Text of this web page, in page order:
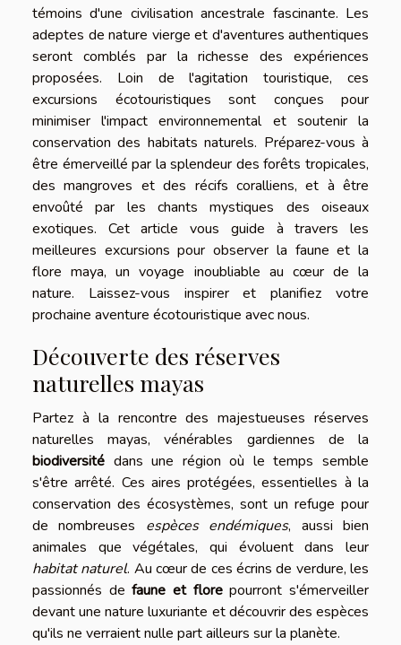
témoins d'une civilisation ancestrale fascinante. Les
adeptes de nature vierge et d'aventures authentiques
seront comblés par la richesse des expériences
proposées. Loin de l'agitation touristique, ces
excursions écotouristiques sont conçues pour
minimiser l'impact environnemental et soutenir la
conservation des habitats naturels. Préparez-vous à
être émerveillé par la splendeur des forêts tropicales,
des mangroves et des récifs coralliens, et à être
envoûté par les chants mystiques des oiseaux
exotiques. Cet article vous guide à travers les
meilleures excursions pour observer la faune et la
flore maya, un voyage inoubliable au cœur de la
nature. Laissez-vous inspirer et planifiez votre
prochaine aventure écotouristique avec nous.
Découverte des réserves
naturelles mayas
Partez à la rencontre des majestueuses réserves
naturelles mayas, vénérables gardiennes de la
biodiversité dans une région où le temps semble
s'être arrêté. Ces aires protégées, essentielles à la
conservation des écosystèmes, sont un refuge pour
de nombreuses espèces endémiques, aussi bien
animales que végétales, qui évoluent dans leur
habitat naturel. Au cœur de ces écrins de verdure, les
passionnés defaune et florepourront s'émerveiller
devant une nature luxuriante et découvrir des espèces
qu'ils ne verraient nulle part ailleurs sur la planète.